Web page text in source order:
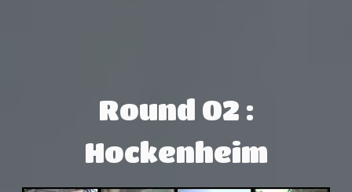
Round 02 :
Hockenheim